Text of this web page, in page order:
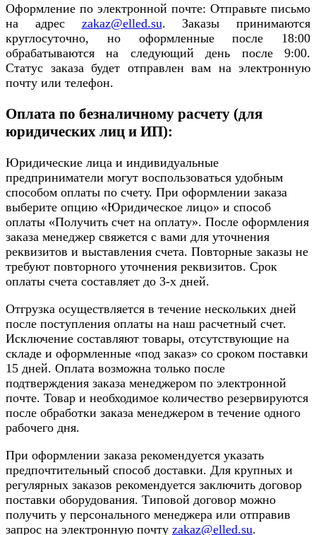
Оформление по электронной почте: Отправьте письмо
на адрес zakaz@elled.su. Заказы принимаются
круглосуточно, но оформленные после 18:00
обрабатываются на следующий день после 9:00.
Статус заказа будет отправлен вам на электронную
почту или телефон.
Оплата по безналичному расчету (для
юридических лиц и ИП):
Юридические лица и индивидуальные
предприниматели могут воспользоваться удобным
способом оплаты по счету. При оформлении заказа
выберите опцию «Юридическое лицо» и способ
оплаты «Получить счет на оплату». После оформления
заказа менеджер свяжется с вами для уточнения
реквизитов и выставления счета. Повторные заказы не
требуют повторного уточнения реквизитов. Срок
оплаты счета составляет до 3-х дней.
Отгрузка осуществляется в течение нескольких дней
после поступления оплаты на наш расчетный счет.
Исключение составляют товары, отсутствующие на
складе и оформленные «под заказ» со сроком поставки
15 дней. Оплата возможна только после
подтверждения заказа менеджером по электронной
почте. Товар и необходимое количество резервируются
после обработки заказа менеджером в течение одного
рабочего дня.
При оформлении заказа рекомендуется указать
предпочтительный способ доставки. Для крупных и
регулярных заказов рекомендуется заключить договор
поставки оборудования. Типовой договор можно
получить у персонального менеджера или отправив
запрос на электронную почту zakaz@elled.su.